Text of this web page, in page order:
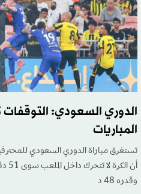
المباريات
تستغرق مباراة الدوري السعودي
وقدره 48 د